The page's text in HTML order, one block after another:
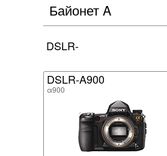
Байонет A
DSLR-
DSLR-A900
α900